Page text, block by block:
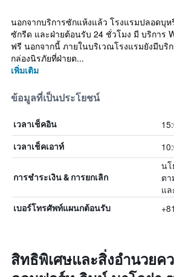
นอกจากบริการซักแห้งแล้ว โรงแรมปลอดบุ
ซักรีด และฝ่ายต้อนรับ 24 ชั่วโมง มี บริการ
ฟรี นอกจากนี้ ภายในบริเวณโรงแรมยังมีบริ
กล่องนิรภัยที่ฝ่ายต...
เพิ่มเติม
ข้อมูลที่เป็นประโยชน์
เวลาเช็คอิน
เวลาเช็คเอาท์
การชำระเงิน & การยกเลิก
นโ
ตา
แล
เบอร์โทรศัพท์แผนกต้อนรับ
สิทธิพิเศษและสิ่งอำนวยค